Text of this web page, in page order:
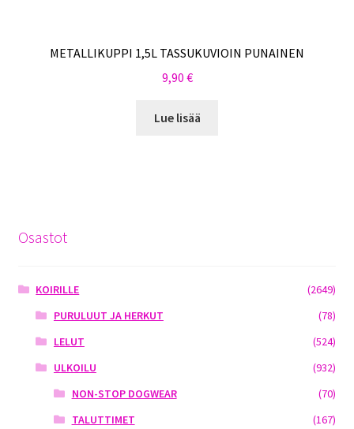
METALLIKUPPI 1,5L TASSUKUVIOIN PUNAINEN
9,90 €
Lue lisää
Osastot
KOIRILLE
(2649)
PURULUUT JA HERKUT
(78)
LELUT
(524)
ULKOILU
(932)
NON-STOP DOGWEAR
(70)
TALUTTIMET
(167)